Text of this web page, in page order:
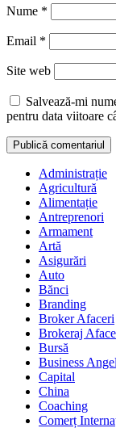
Nume *
Email *
Site web
Salvează-mi
pentru data viitoare
Administrație
Agricultură
Alimentație
Antreprenori
Armament
Artă
Asigurări
Auto
Bănci
Branding
Broker Afaceri
Brokeraj
Bursă
Business
Capital
China
Coaching
Comerț